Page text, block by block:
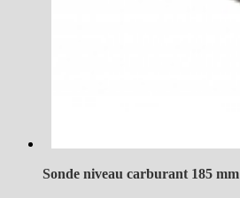
Sonde niveau carburant 185 mm